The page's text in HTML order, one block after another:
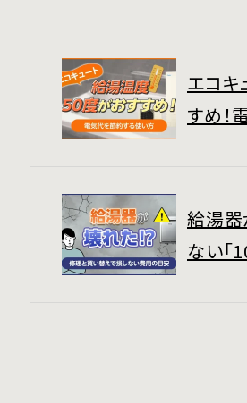
エコキ
すめ！
給湯器
ない「